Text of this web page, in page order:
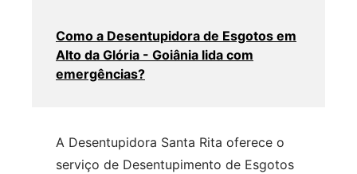
Como a Desentupidora de Esgotos em
Alto da Glória - Goiânia lida com
emergências?
A Desentupidora Santa Rita oferece o
serviço de Desentupimento de Esgotos